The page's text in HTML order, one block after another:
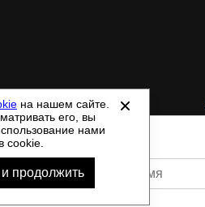
- все права защищены.
на нашем сайте.
его, вы
нами
cookie.
продолжить Ваше имя